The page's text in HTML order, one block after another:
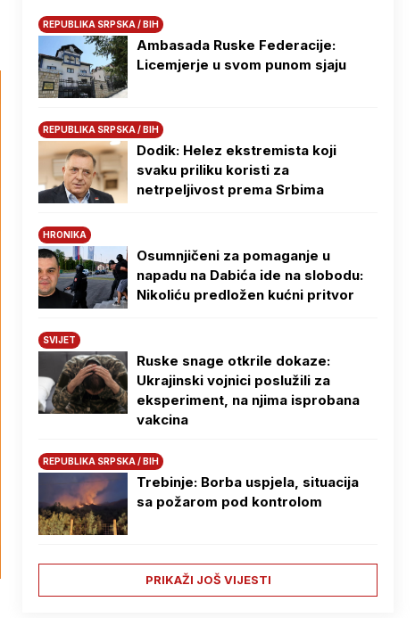
REPUBLIKA SRPSKA / BIH
Ambasada Ruske Federacije:
Licemjerje u svom punom sjaju
REPUBLIKA SRPSKA / BIH
Dodik: Helez ekstremista koji
svaku priliku koristi za
netrpeljivost prema Srbima
HRONIKA
Osumnjičeni za pomaganje u
napadu na Dabića ide na slobodu:
Nikoliću predložen kućni pritvor
SVIJET
Ruske snage otkrile dokaze:
Ukrajinski vojnici poslužili za
eksperiment, na njima isprobana
vakcina
REPUBLIKA SRPSKA / BIH
Trebinje: Borba uspjela, situacija
sa požarom pod kontrolom
PRIKAŽI JOŠ VIJESTI